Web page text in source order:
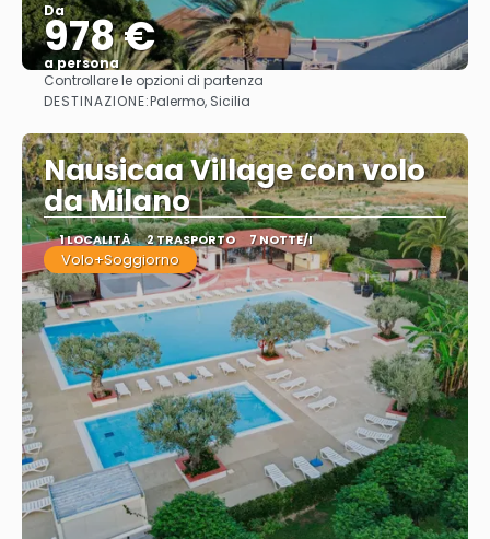
Da
978 €
a persona
Vedere
Controllare le opzioni di partenza
DESTINAZIONE:Palermo, Sicilia
Nausicaa Village con volo
da Milano
1 LOCALITÀ 2 TRASPORTO 7 NOTTE/I
Volo+Soggiorno